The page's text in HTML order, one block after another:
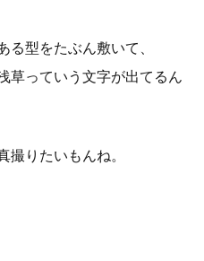
る型をたぶん敷いて、
草っていう文字が出てるん
撮りたいもんね。